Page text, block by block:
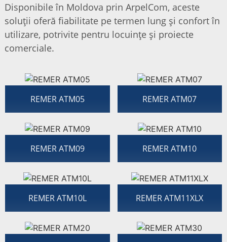
Disponibile în Moldova prin ArpelCom, aceste
soluții oferă fiabilitate pe termen lung și confort în
utilizare, potrivite pentru locuințe și proiecte
comerciale.
REMER ATM05 REMER ATM07
REMER ATM09 REMER ATM10
REMER ATM10L REMER ATM11XLX